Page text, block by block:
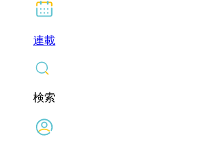
連載
検索